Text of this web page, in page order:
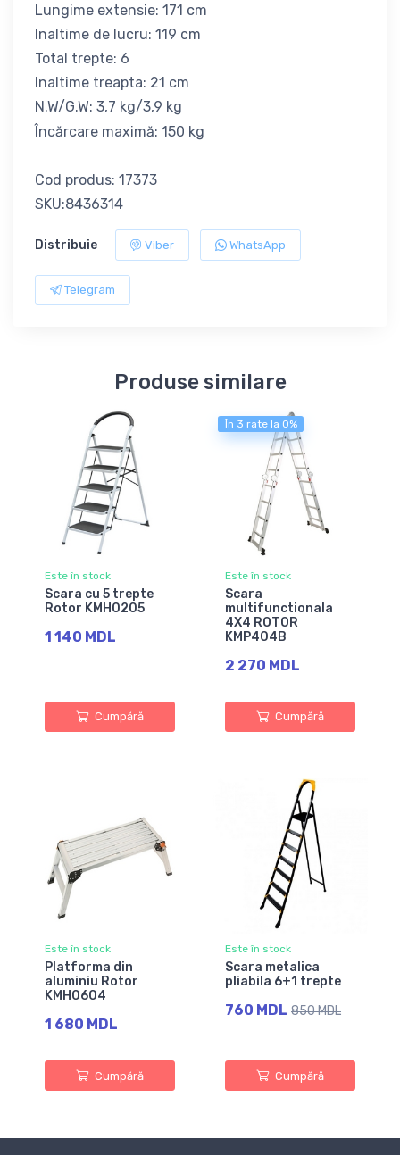
Lungime extensie: 171 cm
Inaltime de lucru: 119 cm
Total trepte: 6
Inaltime treapta: 21 cm
N.W/G.W: 3,7 kg/3,9 kg
Încărcare maximă: 150 kg
Cod produs: 17373
SKU:8436314
Distribuie Viber WhatsApp
Telegram
Produse similare
Este în stock
Scara cu 5 trepte
Rotor KMH0205
1 140 MDL
Cumpără
În 3 rate la 0%
Este în stock
Scara
multifunctionala
4X4 ROTOR
KMP404B
2 270 MDL
Cumpără
Este în stock
Platforma din
aluminiu Rotor
KMH0604
1 680 MDL
Cumpără
Este în stock
Scara metalica
pliabila 6+1 trepte
760 MDL 850 MDL
Cumpără